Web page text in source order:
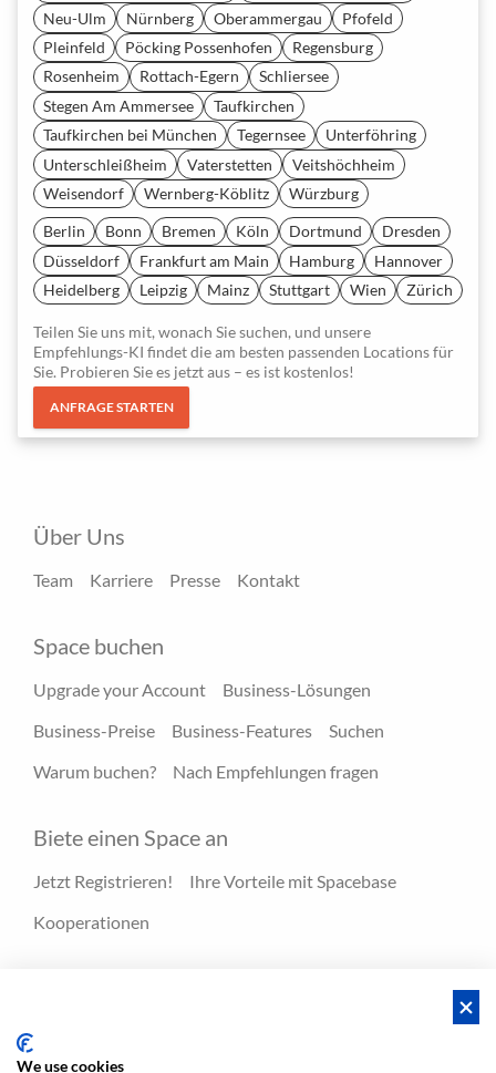
Neu-Ulm
Nürnberg Oberammergau
Pfofeld
Pleinfeld
Pöcking Possenhofen
Regensburg
Rosenheim
Rottach-Egern
Schliersee
Stegen Am Ammersee
Taufkirchen
Taufkirchen bei München
Tegernsee
Unterföhring
Unterschleißheim
Vaterstetten
Veitshöchheim
Weisendorf
Wernberg-Köblitz Würzburg
Berlin Bonn Bremen Köln Dortmund
Dresden
Düsseldorf
Frankfurt am Main Hamburg
Hannover
Heidelberg
Leipzig Mainz Stuttgart Wien Zürich
Teilen Sie uns mit, wonach Sie suchen, und unsere
Empfehlungs-KI findet die am besten passenden Locations für
Sie. Probieren Sie es jetzt aus – es ist kostenlos!
ANFRAGE STARTEN
Über Uns
Team Karriere Presse Kontakt
Space buchen
Upgrade your Account
Business-Lösungen
Business-Preise
Business-Features
Suchen
Warum buchen?
Nach Empfehlungen fragen
Biete einen Space an
Jetzt Registrieren!
Ihre Vorteile mit Spacebase
Kooperationen
We use cookies